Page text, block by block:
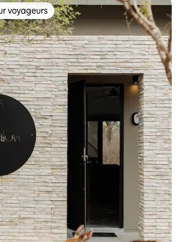
les plus appréciés
voyageurs